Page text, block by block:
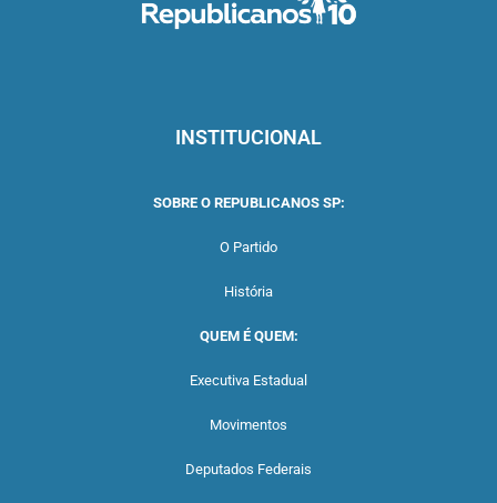
INSTITUCIONAL
SOBRE O REPUBLICANOS SP:
O Partido
História
QUEM É QUEM:
Executiva Estadual
Movimentos
Deputados Federais